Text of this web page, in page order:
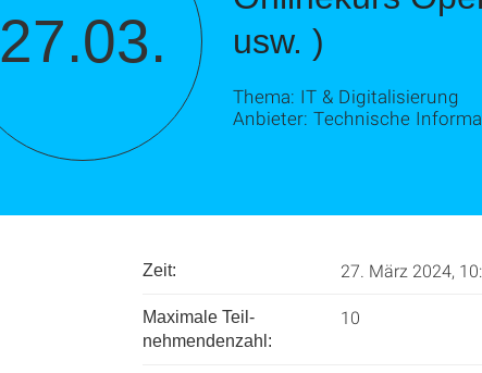
27.03.
usw. )
Thema: IT & Digitalisierung
Anbieter: Technische
Zeit: 27. März 2024,
Maximale Teil­
nehmenden­zahl:
10